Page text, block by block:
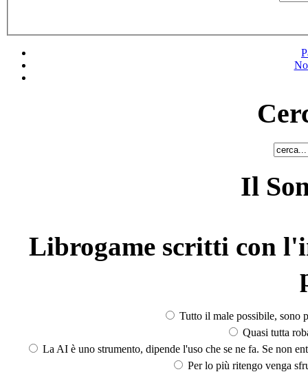
Il
Librogame scritti con
Tutto il male possibile, sono
Quasi tutta
La AI è uno strumento, dipende l'uso che se ne fa. Se non
Per lo più ritengo venga